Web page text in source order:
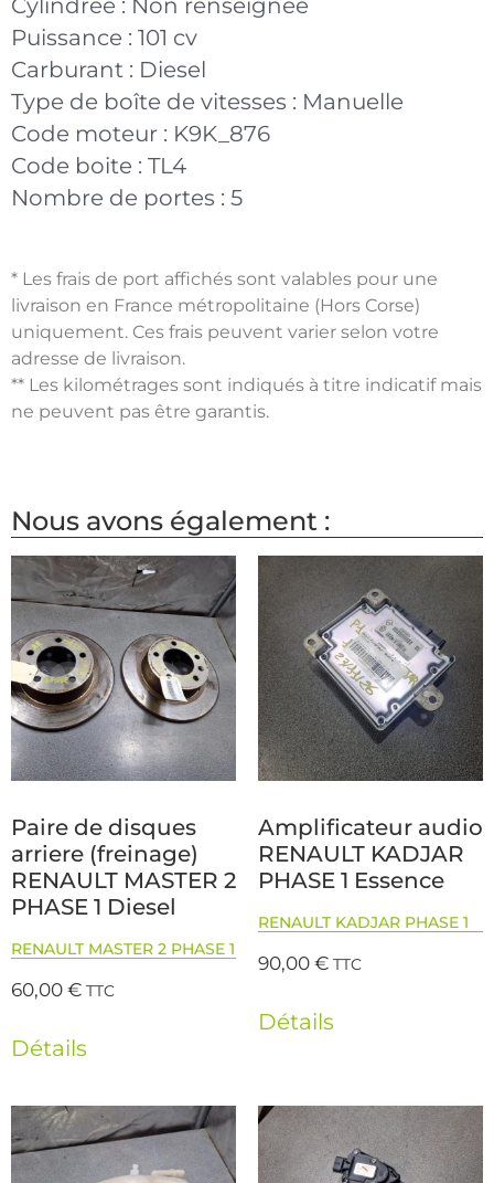
Cylindrée : Non renseignée
Puissance : 101 cv
Carburant : Diesel
Type de boîte de vitesses : Manuelle
Code moteur : K9K_876
Code boite : TL4
Nombre de portes : 5
* Les frais de port affichés sont valables pour une
livraison en France métropolitaine (Hors Corse)
uniquement. Ces frais peuvent varier selon votre
adresse de livraison.
** Les kilométrages sont indiqués à titre indicatif mais
ne peuvent pas être garantis.
Nous avons également :
Paire de disques
arriere (freinage)
RENAULT MASTER 2
PHASE 1 Diesel
RENAULT MASTER 2 PHASE 1
60,00€ TTC
Détails
Amplificateur audio
RENAULT KADJAR
PHASE 1 Essence
RENAULT KADJAR PHASE 1
90,00€ TTC
Détails